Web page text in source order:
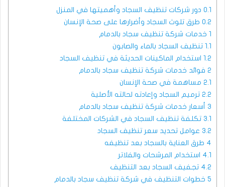
0.1 دور شركات تنظيف السجاد وأهميتها في المنزل
0.2 طرق تلوث السجاد وأضرارها على صحة الإنسان
1 خدمات شركة تنظيف سجاد بالدمام
1.1 تنظيف السجاد بالماء والصابون
1.2 استخدام الماكينات الحديثة في تنظيف السجاد
2 فوائد خدمات شركة تنظيف سجاد بالدمام
2.1 مساهمة في صحة الإنسان
2.2 ترميم السجاد وإعادته لحالته الأصلية
3 أسعار خدمات شركة تنظيف سجاد بالدمام
3.1 تكلفة تنظيف السجاد في الشركات المختلفة
3.2 عوامل تحديد سعر تنظيف السجاد
4 طرق العناية بالسجاد بعد تنظيفه
4.1 استخدام المرشحات والفلاتر
4.2 تجفيف السجاد بعد التنظيف
5 خطوات التنظيف في شركة تنظيف سجاد بالدمام